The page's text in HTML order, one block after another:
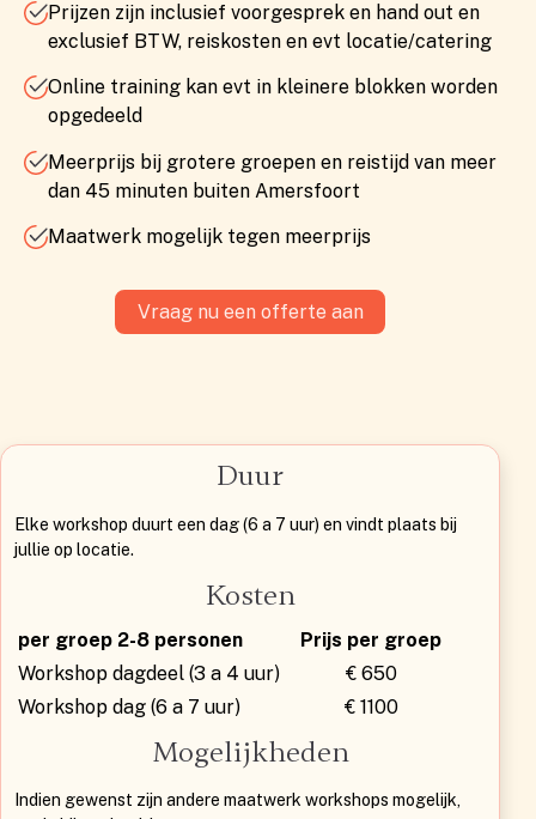
Prijzen zijn inclusief voorgesprek en hand out en
exclusief BTW, reiskosten en evt locatie/catering
Online training kan evt in kleinere blokken worden
opgedeeld
Meerprijs bij grotere groepen en reistijd van meer
dan 45 minuten buiten Amersfoort
Maatwerk mogelijk tegen meerprijs
Vraag nu een offerte aan
Duur
Elke workshop duurt een dag (6 a 7 uur) en vindt plaats bij
jullie op locatie.
Kosten
per groep 2-8 personen
Prijs per groep
Workshop dagdeel (3 a 4 uur)
€ 650
Workshop dag (6 a 7 uur)
€ 1100
Mogelijkheden
Indien gewenst zijn andere maatwerk workshops mogelijk,